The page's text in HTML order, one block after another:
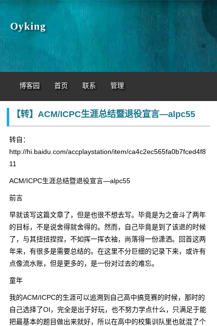
Oyking
博客园 首页 联系 管理
【转】ACM/ICPC生涯总结暨退役宣言—alpc55
转自：
http://hi.baidu.com/accplaystation/item/ca4c2ec565fa0b7fced4f8
11
ACM/ICPC生涯总结暨退役宣言—alpc55
前言
早就该写这篇文章了，但是也很不想去写。毕竟是为之奋斗了两年
的目标，不是说舍得就舍得的。然而，自己毕竟是到了该退的时候
了，与其扭扭捏捏，不如挥一挥衣袖，尚落得一份潇洒。回首这两
年来，有很多是需要总结的。在这里不分巨细的记录下来，或许有
点像流水账，但是更多的，是一份对过去的难忘。
童年
我的ACM/ICPC的生涯可以追溯到自己高中搞竞赛的时候，那时的
自己选择了OI，完全是出于好玩，也不努力学点什么，只满足于能
把最基本的题目做出来就好，所以在高中的校集训队里也就混了个